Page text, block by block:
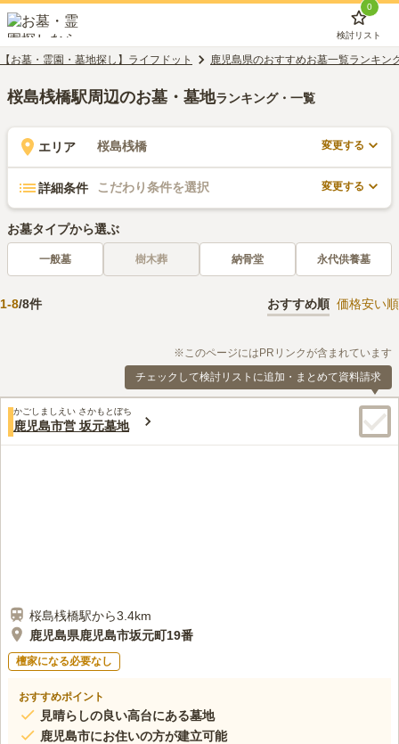
0
検討リスト
【お墓・霊園・墓地探し】ライフドット 鹿児島県のおすすめお墓一覧ランキン
桜島桟橋駅周辺のお墓・墓地ランキング・一覧
エリア 桜島桟橋 変更する
詳細条件 こだわり条件を選択 変更する
お墓タイプから選ぶ
一般墓 樹木葬 納骨堂 永代供養墓
1-8/8件 おすすめ順 価格安い順
※このページにはPRリンクが含まれています
チェックして検討リストに追加・まとめて資料請求
かごしましえい さかもとぼち
鹿児島市営 坂元墓地
桜島桟橋駅から3.4km
鹿児島県鹿児島市坂元町19番
檀家になる必要なし
おすすめポイント
見晴らしの良い高台にある墓地
鹿児島市にお住いの方が建立可能